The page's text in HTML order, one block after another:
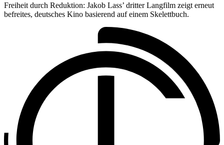
Freiheit durch Reduktion: Jakob Lass’ dritter Langfilm zeigt erneut
befreites, deutsches Kino basierend auf einem Skelettbuch.